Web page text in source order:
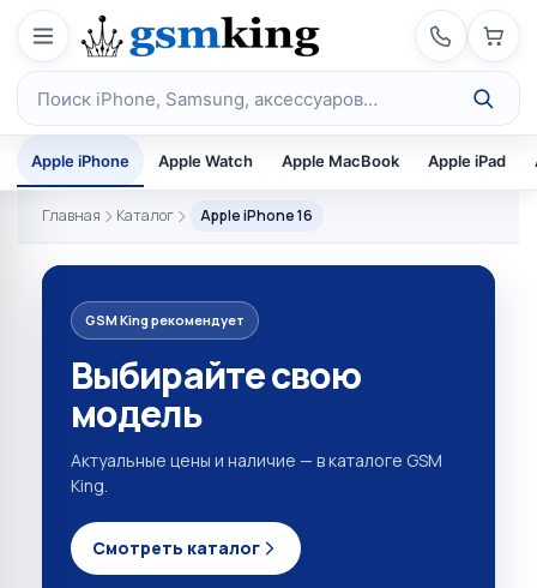
Перейти к содержимому
Поиск по каталогу
Apple iPhone Apple Watch Apple MacBook Apple iPad
Главная Каталог Apple iPhone 16
GSM King рекомендует
Выбирайте свою
модель
Актуальные цены и наличие — в каталоге GSM
King.
Смотреть каталог